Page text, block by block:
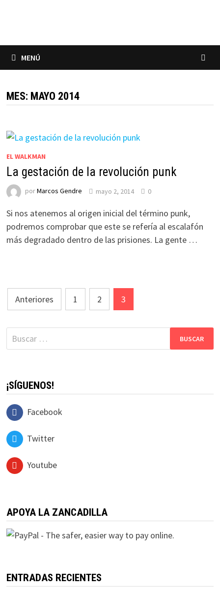
MENÚ
MES: MAYO 2014
EL WALKMAN
La gestación de la revolución punk
porMarcos Gendre mayo 2, 2014 0
Si nos atenemos al origen inicial del término punk,
podremos comprobar que este se refería al escalafón
más degradado dentro de las prisiones. La gente …
Navegación
de
entradas
Anteriores 1 2 3
Buscar:
¡SÍGUENOS!
Facebook
Twitter
Youtube
APOYA LA ZANCADILLA
ENTRADAS RECIENTES